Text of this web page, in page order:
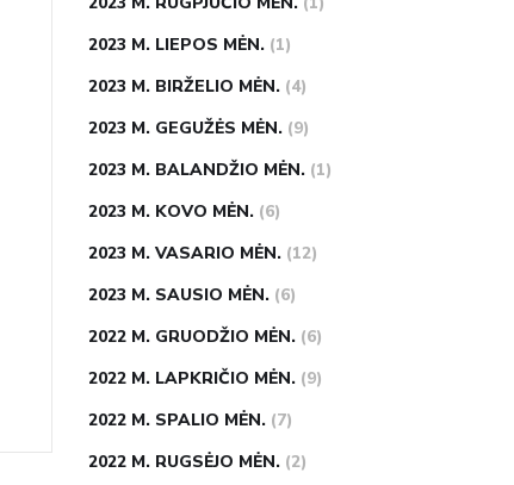
2023 M. LIEPOS MĖN. (1)
2023 M. BIRŽELIO MĖN. (4)
2023 M. GEGUŽĖS MĖN. (9)
2023 M. BALANDŽIO MĖN. (1)
2023 M. KOVO MĖN. (6)
2023 M. VASARIO MĖN. (12)
2023 M. SAUSIO MĖN. (6)
2022 M. GRUODŽIO MĖN. (6)
2022 M. LAPKRIČIO MĖN. (9)
2022 M. SPALIO MĖN. (7)
2022 M. RUGSĖJO MĖN. (2)